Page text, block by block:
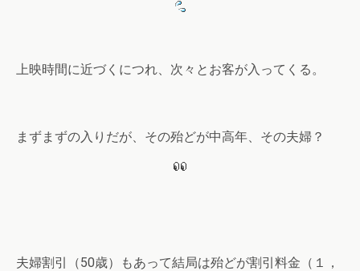
上映時間に近づくにつれ、次々とお客が入ってくる。
まずまずの入りだが、その殆どが中高年、その夫婦？
夫婦割引（50歳）もあって結局は殆どが割引料金（１，